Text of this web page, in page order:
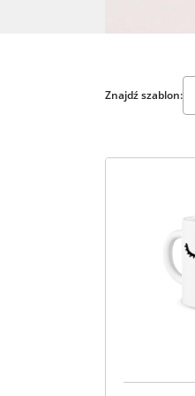
Znajdź szablon: